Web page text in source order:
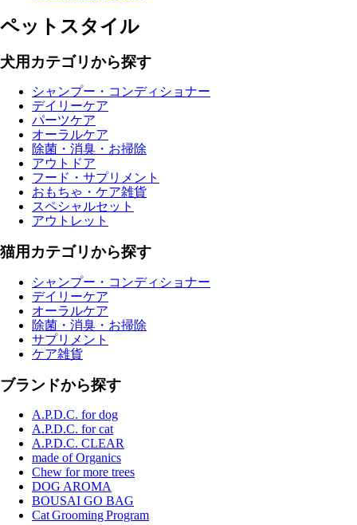
ペットスタイル
犬用カテゴリから探す
シャンプー・コンディショナー
デイリーケア
パーツケア
オーラルケア
除菌・消臭・お掃除
アウトドア
フード・サプリメント
おもちゃ・ケア雑貨
スペシャルセット
アウトレット
猫用カテゴリから探す
シャンプー・コンディショナー
デイリーケア
オーラルケア
除菌・消臭・お掃除
サプリメント
ケア雑貨
ブランドから探す
A.P.D.C. for dog
A.P.D.C. for cat
A.P.D.C. CLEAR
made of Organics
Chew for more trees
DOG AROMA
BOUSAI GO BAG
Cat Grooming Program